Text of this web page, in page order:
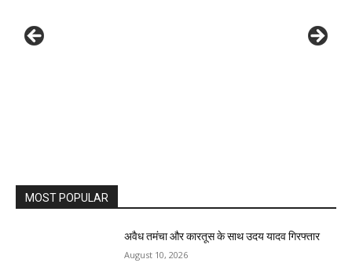
MOST POPULAR
अवैध तमंचा और कारतूस के साथ उदय यादव गिरफ्तार
August 10, 2026